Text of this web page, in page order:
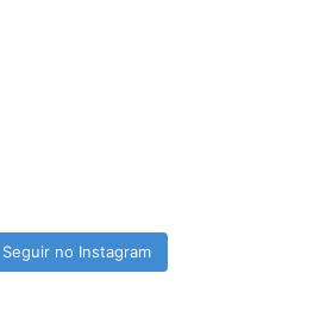
Seguir no Instagram